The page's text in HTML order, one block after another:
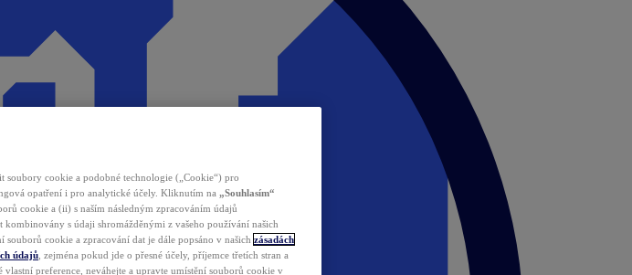
soubory cookie a podobné technologie („Cookie“) pro
opatření i pro analytické účely. Kliknutím na „Souhlasím“
cookie a (ii) s naším následným zpracováním údajů
s údaji shromážděnými z vašeho používání našich
cookie a zpracování dat je dále popsáno v našich zásadách
údajů , zejména pokud jde o přesné účely, příjemce třetích stran a
preference, neváhejte a upravte umístění souborů cookie v